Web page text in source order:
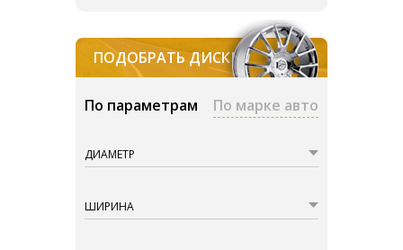
ПОДОБРАТЬ ДИСКИ
По параметрам По марке авто
ДИАМЕТР
ШИРИНА